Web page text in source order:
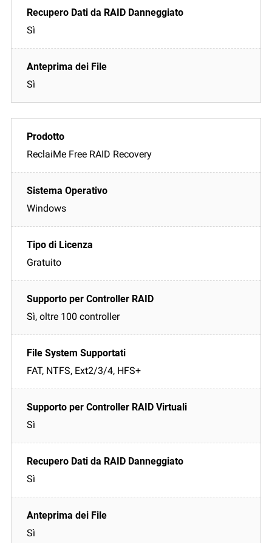
Sì
Sì
ReclaiMe Free RAID Recovery
Windows
Gratuito
Sì, oltre 100 controller
FAT, NTFS, Ext2/3/4, HFS+
Sì
Sì
Sì